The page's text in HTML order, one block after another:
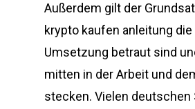
Außerdem gilt der
krypto kaufen anleitung
Umsetzung betraut sind
mitten in der Arbeit und
stecken. Vielen deutschen